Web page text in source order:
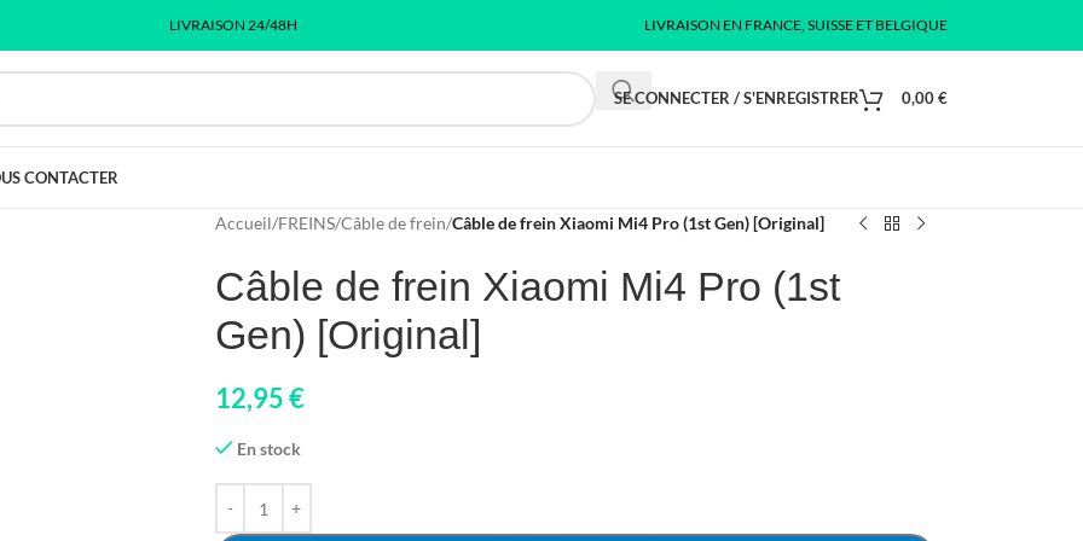
LIVRAISON 24/48H LIVRAISON EN FRANCE, SUISSE ET BELGIQUE
SE CONNECTER / S'ENREGISTRER 0,00€
CONTACTER
Accueil/FREINS/Câble de frein/Câble de frein Xiaomi Mi4 Pro (1st Gen) [Original]
Câble de frein Xiaomi Mi4 Pro (1st
Gen) [Original]
12,95€
En stock